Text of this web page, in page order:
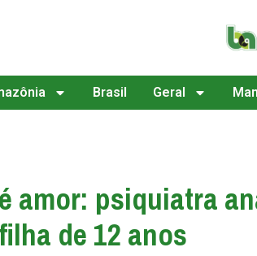
Brasil Geral
amor: psiquiatra
de 12 anos